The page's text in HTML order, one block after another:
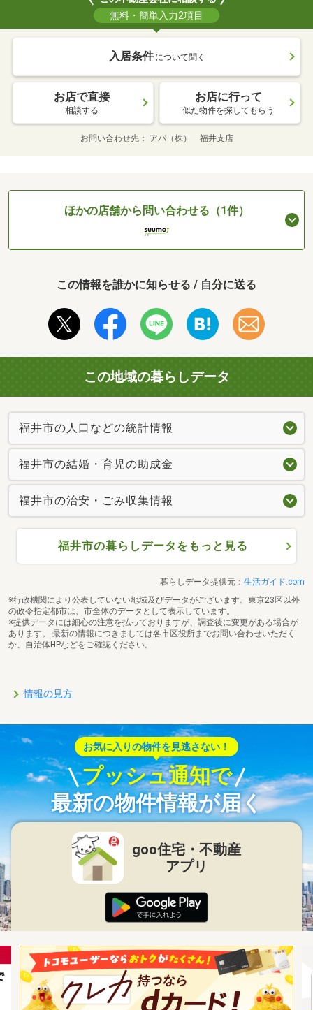
無料・簡単入力2項目
入居条件 について聞く
お店で直接
相談する
お店に行って
似た物件を探してもらう
お問い合わせ先 アパ（株） 福井支店
ほかの店舗から問い合わせる（1件）
この情報を誰かに知らせる / 自分に送る
この地域の暮らしデータ
福井市の人口などの統計情報
福井市の結婚・育児の助成金
福井市の治安・ごみ収集情報
福井市の暮らしデータをもっと見る
暮らしデータ提供元： 生活ガイド.com
※行政機関により公表していない地域及びデータがございます。東京23区以外
の政令指定都市は、市全体のデータとして表示しています。
※提供データには細心の注意を払っておりますが、調査後に変更がある場合が
あります。 最新の情報につきましては各市区役所までお問い合わせいただく
か、自治体HPなどをご確認ください。
情報の見方
お気に入りの物件を見逃さない！
プッシュ通知で
最新の物件情報が届く
goo住宅・不動産
アプリ